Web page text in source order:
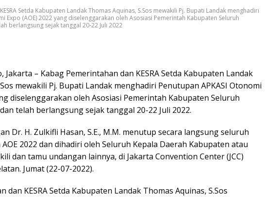
Setda Kabupaten Landak Thomas Aquinas, S.Sos mewakili Pj. Bupati Landak menghadiri
Expo (AOE) 2022 yang diselenggarakan oleh Asosiasi Pemerintah Kabupaten Seluruh
berlangsung sejak tanggal 20-22 Juli 2022
Jakarta – Kabag Pemerintahan dan KESRA Setda Kabupaten Landak
mewakili Pj. Bupati Landak menghadiri Penutupan APKASI Otonomi
diselenggarakan oleh Asosiasi Pemerintah Kabupaten Seluruh
telah berlangsung sejak tanggal 20-22 Juli 2022.
Dr. H. Zulkifli Hasan, S.E., M.M. menutup secara langsung seluruh
2022 dan dihadiri oleh Seluruh Kepala Daerah Kabupaten atau
dan tamu undangan lainnya, di Jakarta Convention Center (JCC)
Jumat (22-07-2022).
dan KESRA Setda Kabupaten Landak Thomas Aquinas, S.Sos